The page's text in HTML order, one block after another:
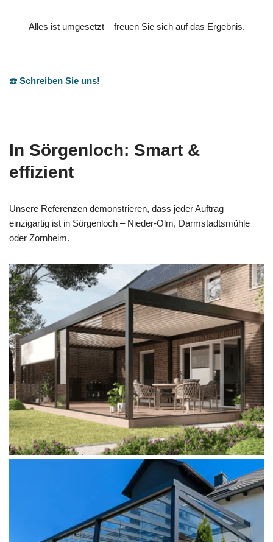
Alles ist umgesetzt – freuen Sie sich auf das Ergebnis.
☎️ Schreiben Sie uns!
In Sörgenloch: Smart &
effizient
Unsere Referenzen demonstrieren, dass jeder Auftrag
einzigartig ist in Sörgenloch – Nieder-Olm, Darmstadtsmühle
oder Zornheim.